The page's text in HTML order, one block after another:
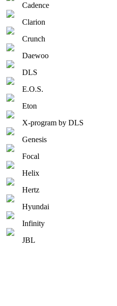
Cadence
Clarion
Crunch
Daewoo
DLS
E.O.S.
Eton
X-program by DLS
Genesis
Focal
Helix
Hertz
Hyundai
Infinity
JBL